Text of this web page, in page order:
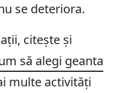
se deteriora.
citește și
să alegi geanta
multe activități